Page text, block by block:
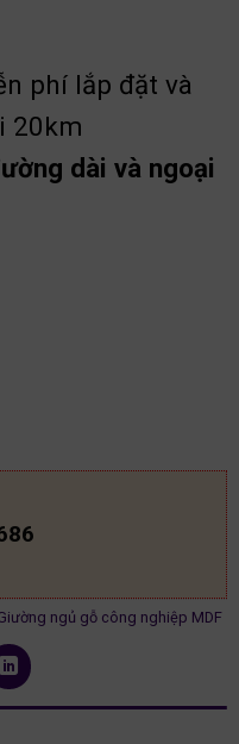
phí lắp đặt và
20km
dài và ngoại
số lượng
ngủ gỗ công nghiệp MDF